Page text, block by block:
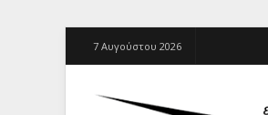
7 Αυγούστου 2026